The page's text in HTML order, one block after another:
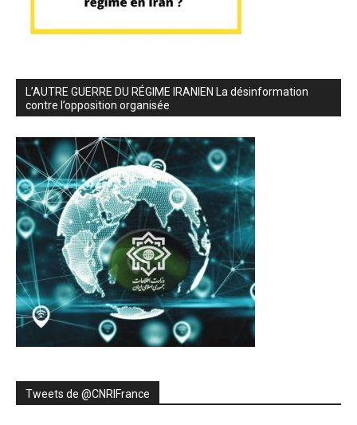
L’AUTRE GUERRE DU RÉGIME IRANIEN La désinformation
contre l’opposition organisée
Tweets de ‎@CNRIFrance